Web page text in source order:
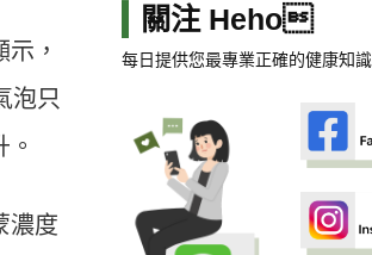
，
泡只
濃度
關注 Heho
每日提供您最專業正確的健康知識